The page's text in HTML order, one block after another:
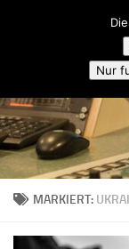
Skip to content
Campusradio
MARKIERT:
Nur